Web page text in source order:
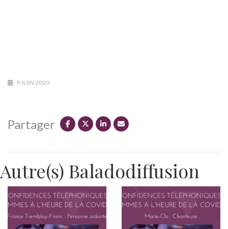
9 JUIN 2020
Partager
Autre(s) Baladodiffusion